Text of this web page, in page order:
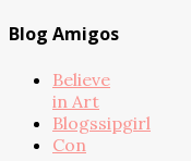
Blog Amigos
Believe
in Art
Blogssipgirl
Con